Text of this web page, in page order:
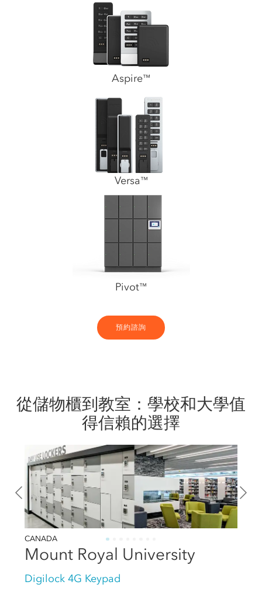
Aspire™
Versa™
Pivot™
預約諮詢
從儲物櫃到教室：學校和大學值
得信賴的選擇
CANADA
Mount Royal University
Digilock 4G Keypad